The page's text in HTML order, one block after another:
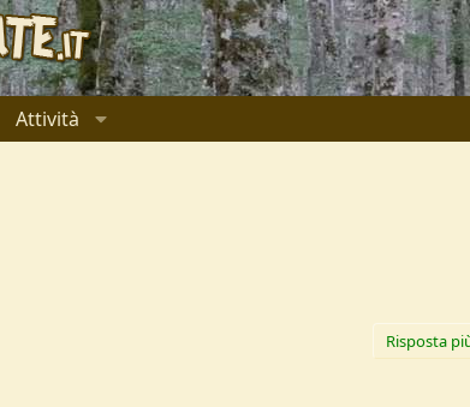
Attività
Risposta